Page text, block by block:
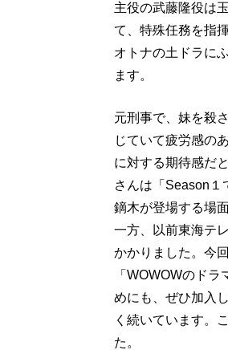
主役の武藤隆役は
て、特殊任務を指
オトナの土ドラに
ます。
元刑事で、妹を殺
じていて疲労感の
に対する期待感だ
さんは「Season１
鏑木が登場する場
一方、以前東海テ
かかりました。今
「WOWOWのド
めにも、ぜひ加入
く続いています。
た。